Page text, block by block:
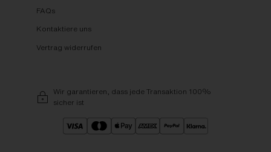
FAQs
Kontaktiere uns
Vertrag widerrufen
Wir garantieren, dass jede Transaktion 100%
sicher ist